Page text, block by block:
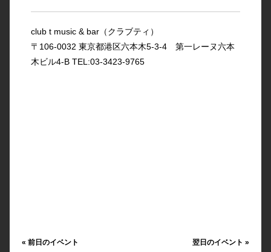
club t music & bar（クラブティ）
〒106-0032 東京都港区六本木5-3-4 第一レーヌ六本
木ビル4-B TEL:03-3423-9765
« 前日のイベント 翌日のイベント»